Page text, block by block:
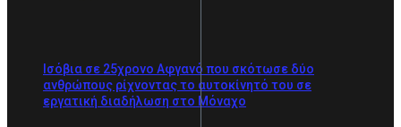
Ισόβια σε 25χρονο Αφγανό που σκότωσε δύο
ανθρώπους ρίχνοντας το αυτοκίνητό του σε
εργατική διαδήλωση στο Μόναχο